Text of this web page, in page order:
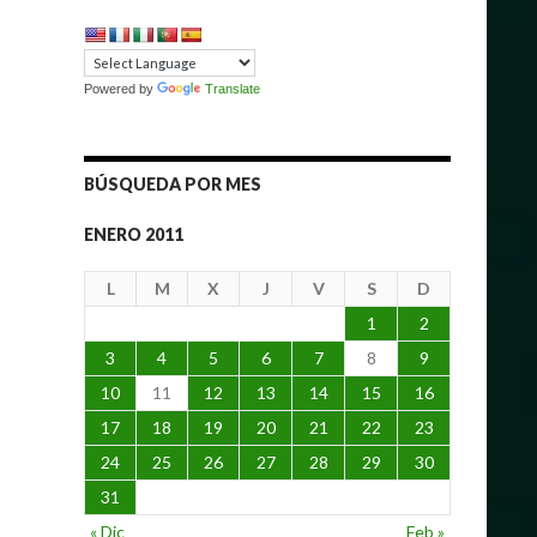
Powered by Translate
BÚSQUEDA POR MES
ENERO 2011
L M X J V S
D
1
2
3
4 5 6 7 8
9
10
11 12 13 14 15
16
17
18 19 20 21 22
23
24
25 26 27 28 29
30
31
« Dic
Feb »